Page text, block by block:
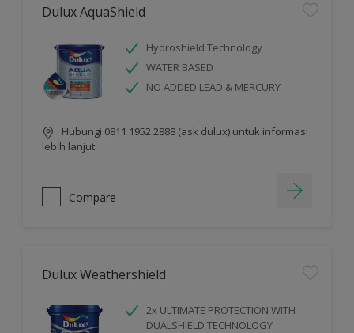
Dulux AquaShield
Hydroshield Technology
WATER BASED
NO ADDED LEAD & MERCURY
Hubungi 0811 1952 2888 (ask dulux) untuk informasi
lebih lanjut
Compare
Dulux Weathershield
2x ULTIMATE PROTECTION WITH
DUALSHIELD TECHNOLOGY